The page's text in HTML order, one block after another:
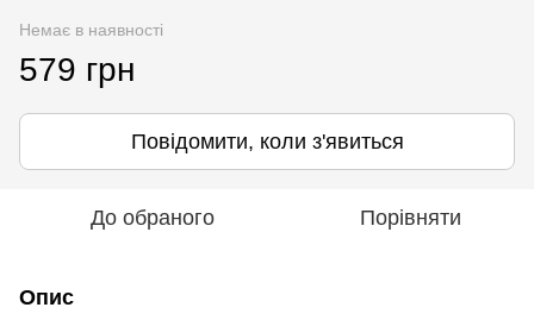
Немає в наявності
579 грн
Повідомити, коли з'явиться
До обраного Порівняти
Опис